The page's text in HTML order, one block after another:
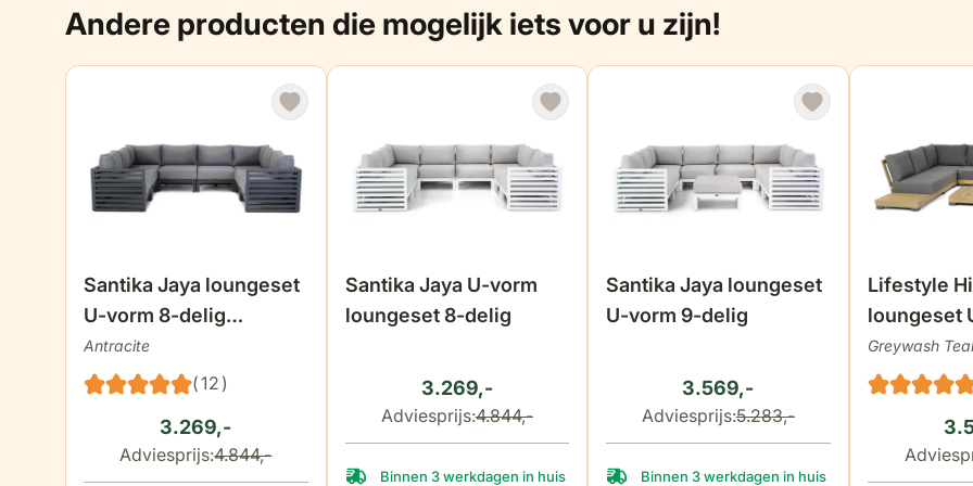
Andere producten die mogelijk iets voor u zijn!
Santika Jaya loungeset
U-vorm 8-delig
antraciet
Antracite
(12)
De prijs is afhankelijk van de gekozen opties op de productpagina
3.269,-
Adviesprijs:4.844,-
Santika Jaya U-vorm
loungeset 8-delig
De prijs is afhankelijk van de gekozen opties op de productpagina
3.269,-
Adviesprijs:4.844,-
Binnen 3 werkdagen in huis
Santika Jaya loungeset
U-vorm 9-delig
De prijs is afhankelijk van de gekozen opties
3.569,-
Adviesprijs:5.283,-
Binnen 3 werkdagen in huis
Lifestyle
loungeset
delig
Greywash
De prijs is